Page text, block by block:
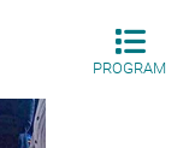
PROGRAM